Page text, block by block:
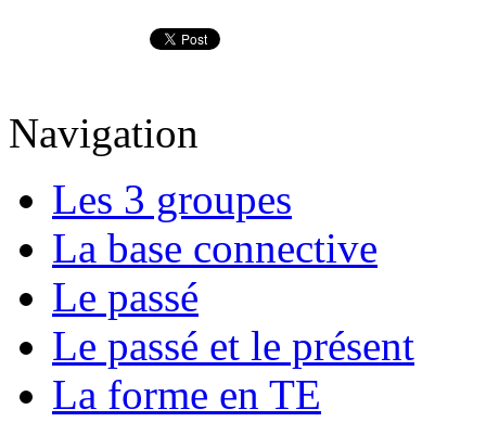
Navigation
Les 3 groupes
La base connective
Le passé
Le passé et le présent
La forme en TE